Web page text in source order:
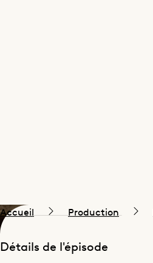
Accueil Production
Détails de l'épisode